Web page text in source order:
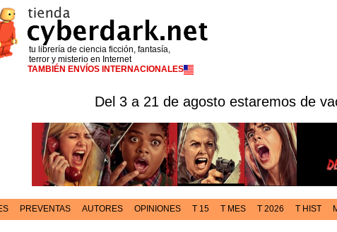
tu librería de ciencia ficción, fantasía,
terror y misterio en Internet
TAMBIÉN ENVÍOS INTERNACIONALES
Del 3 a 21 de agosto estaremos de
PREVENTAS AUTORES OPINIONES T 15 T MES T 2026 T HIST